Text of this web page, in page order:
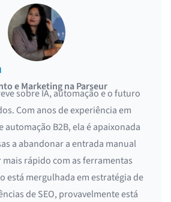
e Marketing na Parseur
sobre IA, automação e o futuro
Com anos de experiência em
automação B2B, ela é apaixonada
a abandonar a entrada manual
mais rápido com as ferramentas
está mergulhada em estratégia de
de SEO, provavelmente está